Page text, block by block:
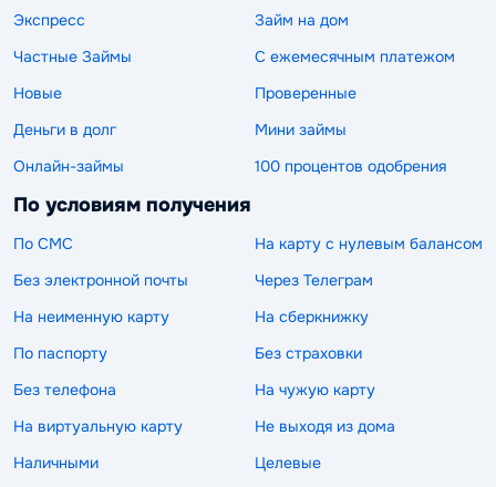
Экспресс
Займ на дом
Частные Займы
С ежемесячным платежом
Новые
Проверенные
Деньги в долг
Мини займы
Онлайн-займы
100 процентов одобрения
По условиям получения
По СМС
На карту с нулевым балансом
Без электронной почты
Через Телеграм
На неименную карту
На сберкнижку
По паспорту
Без страховки
Без телефона
На чужую карту
На виртуальную карту
Не выходя из дома
Наличными
Целевые